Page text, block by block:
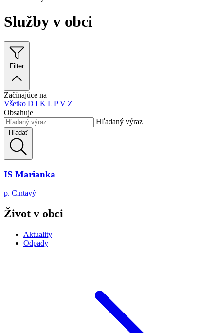
Služby v obci
Filter
Začínajúce na
Všetko D I K L PV Z
Obsahuje
Hľadaný výraz
Hľadať
IS Marianka
p. Cintavý
Život v obci
Aktuality
Odpady